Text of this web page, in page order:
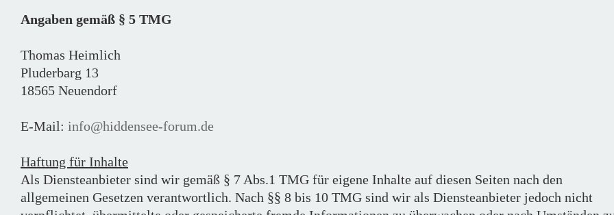
Angaben gemäß § 5 TMG
Thomas Heimlich
Pluderbarg 13
18565 Neuendorf
E-Mail: info@hiddensee-forum.de
Haftung für Inhalte
Als Diensteanbieter sind wir gemäß § 7 Abs.1 TMG für eigene Inhalte auf diesen Seiten nach den
allgemeinen Gesetzen verantwortlich. Nach §§ 8 bis 10 TMG sind wir als Diensteanbieter jedoch nicht